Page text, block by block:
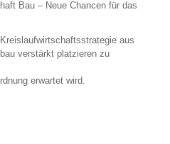
Bau – Neue Chancen für das
aus
verstärkt platzieren zu
erwartet wird.